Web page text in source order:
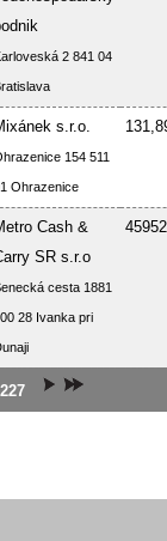
2 841 04
s.r.o.
154 511
Ohrazenice
Cash &
SR s.r.o
cesta 1881
28 Ivanka pri